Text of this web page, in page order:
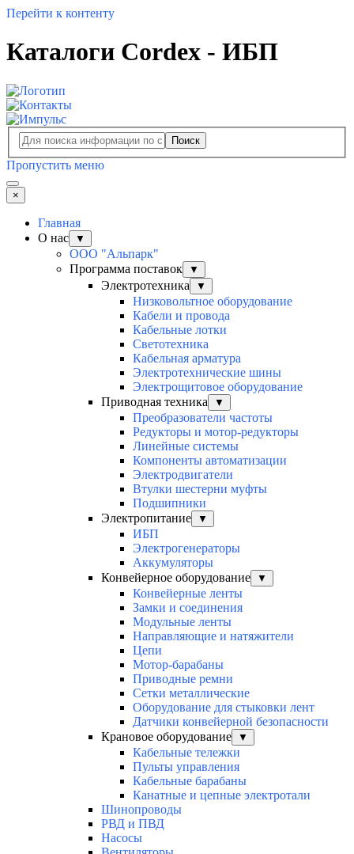
Перейти к контенту
Каталоги Cordex - ИБП
Поиск
Пропустить меню
×
Главная
О нас
▼
ООО "Альпарк"
Программа поставок
▼
Электротехника ▼
Низковольтное оборудование
Кабели и провода
Кабельные лотки
Светотехника
Кабельная арматура
Электротехнические шины
Электрощитовое оборудование
Приводная техника
▼
Преобразователи частоты
Редукторы и мотор-редукторы
Линейные системы
Компоненты автоматизации
Электродвигатели
Втулки шестерни муфты
Подшипники
Электропитание
▼
ИБП
Электрогенераторы
Аккумуляторы
Конвейерное оборудование
▼
Конвейерные ленты
Замки и соединения
Модульные ленты
Направляющие и натяжители
Цепи
Мотор-барабаны
Приводные ремни
Сетки металлические
Оборудование для стыковки лент
Датчики конвейерной безопасности
Крановое оборудование
▼
Кабельные тележки
Пульты управления
Кабельные барабаны
Канатные и цепные электротали
Шинопроводы
РВД и ПВД
Насосы